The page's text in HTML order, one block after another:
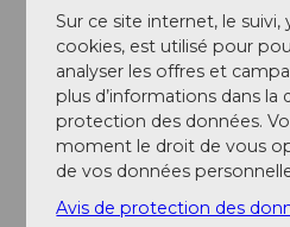
Emplacement de
Herrengasse
6430Schwyz
Website
Sur ce site internet, le suivi,
cookies, est utilisé pour
analyser les offres et
plus d’informations dans la
protection des données.
moment le droit de vous
de vos données
Avis de protection des